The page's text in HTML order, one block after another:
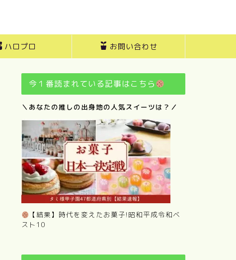
ハロプロ お問い合わせ
今１番読まれている記事はこちら
＼あなたの推しの出身地の人気スイーツは？／
【結果】時代を変えたお菓子!昭和平成令和ベ
スト10